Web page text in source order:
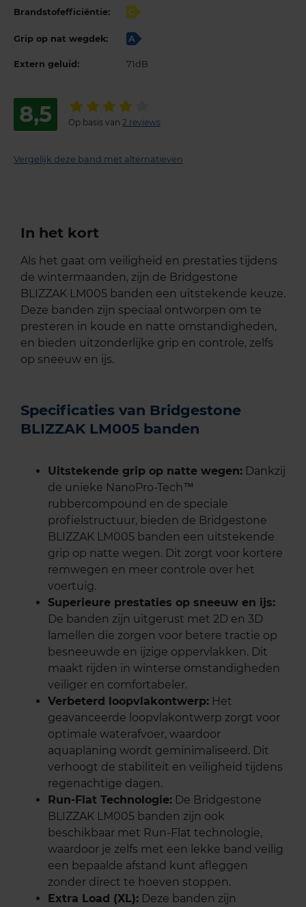
Brandstofefficiëntie: C
Grip op nat wegdek: A
Extern geluid: 71dB
8,5 Op basis van 2 reviews
Vergelijk deze band met alternatieven
In het kort
Als het gaat om veiligheid en prestaties tijdens
de wintermaanden, zijn de Bridgestone
BLIZZAK LM005 banden een uitstekende keuze.
Deze banden zijn speciaal ontworpen om te
presteren in koude en natte omstandigheden,
en bieden uitzonderlijke grip en controle, zelfs
op sneeuw en ijs.
Specificaties van Bridgestone
BLIZZAK LM005 banden
Uitstekende grip op natte wegen: Dankzij
de unieke NanoPro-Tech™
rubbercompound en de speciale
profielstructuur, bieden de Bridgestone
BLIZZAK LM005 banden een uitstekende
grip op natte wegen. Dit zorgt voor kortere
remwegen en meer controle over het
voertuig.
Superieure prestaties op sneeuw en ijs:
De banden zijn uitgerust met 2D en 3D
lamellen die zorgen voor betere tractie op
besneeuwde en ijzige oppervlakken. Dit
maakt rijden in winterse omstandigheden
veiliger en comfortabeler.
Verbeterd loopvlakontwerp: Het
geavanceerde loopvlakontwerp zorgt voor
optimale waterafvoer, waardoor
aquaplaning wordt geminimaliseerd. Dit
verhoogt de stabiliteit en veiligheid tijdens
regenachtige dagen.
Run-Flat Technologie: De Bridgestone
BLIZZAK LM005 banden zijn ook
beschikbaar met Run-Flat technologie,
waardoor je zelfs met een lekke band veilig
een bepaalde afstand kunt afleggen
zonder direct te hoeven stoppen.
Extra Load (XL): Deze banden zijn